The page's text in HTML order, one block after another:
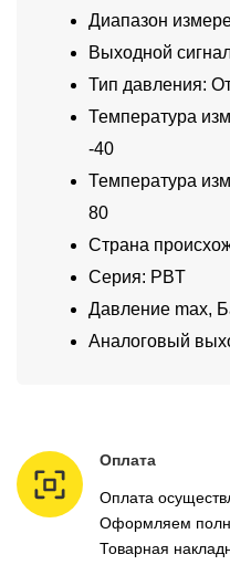
Диапазон
Выходной
Тип давления:
Температура
-40
Температура
80
Страна
Серия: PBT
Давление max,
Аналоговый
Оплата
Оплата
Оформляем
Товарная